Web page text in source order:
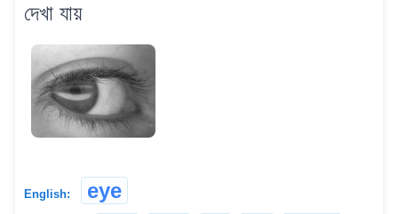
দেখা যায়
English: eye